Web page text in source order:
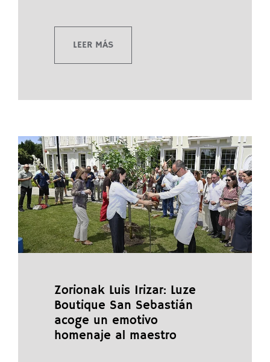
LEER MÁS
Zorionak Luis Irizar: Luze
Boutique San Sebastián
acoge un emotivo
homenaje al maestro